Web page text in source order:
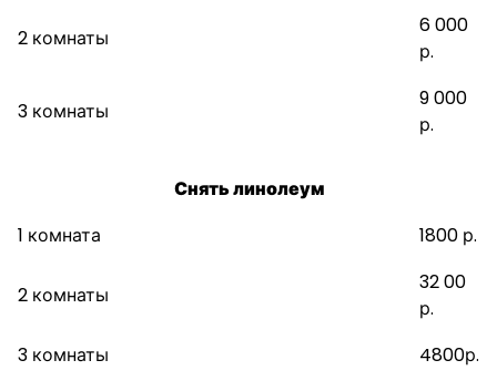
2 комнаты
6 000
р.
3 комнаты
9 000
р.
Снять линолеум
1 комната
1800 р.
2 комнаты
32 00
р.
3 комнаты
4800р.